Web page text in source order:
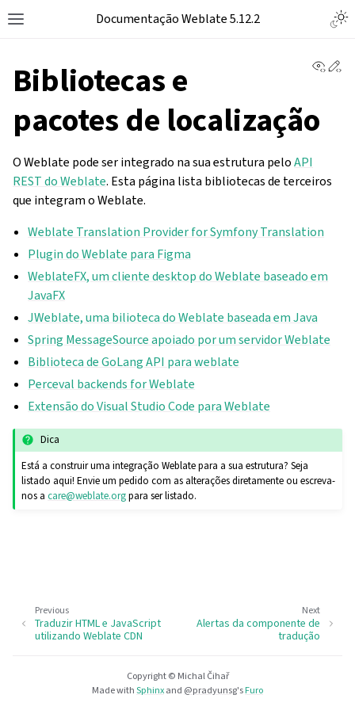
Toggle site navigation sidebarDocumentação Weblate 5.12.2
Bibliotecas e
pacotes de localização
O Weblate pode ser integrado na sua estrutura peloAPI
REST do Weblate. Esta página lista bibliotecas de terceiros
que integram o Weblate.
Weblate Translation Provider for Symfony Translation
Plugin do Weblate para Figma
WeblateFX, um cliente desktop do Weblate baseado em
JavaFX
JWeblate, uma bilioteca do Weblate baseada em Java
Spring MessageSource apoiado por um servidor Weblate
Biblioteca de GoLang API para weblate
Perceval backends for Weblate
Extensão do Visual Studio Code para Weblate
Dica
Está a construir uma integração Weblate para a sua estrutura? Seja
listado aqui! Envie um pedido com as alterações diretamente ou escreva-
nos acare@weblate.orgpara ser listado.
Next
Alertas da componente de
tradução
Previous
Traduzir HTML e JavaScript
utilizando Weblate CDN
Copyright © Michal Čihař
Made withSphinxand @pradyunsg'sFuro